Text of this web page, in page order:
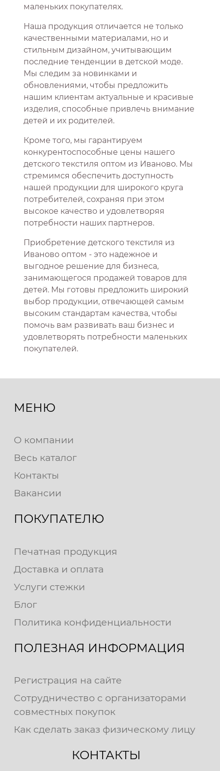
маленьких покупателях.
Наша продукция отличается не только
качественными материалами, но и
стильным дизайном, учитывающим
последние тенденции в детской моде.
Мы следим за новинками и
обновлениями, чтобы предложить
нашим клиентам актуальные и красивые
изделия, способные привлечь внимание
детей и их родителей.
Кроме того, мы гарантируем
конкурентоспособные цены нашего
детского текстиля оптом из Иваново. Мы
стремимся обеспечить доступность
нашей продукции для широкого круга
потребителей, сохраняя при этом
высокое качество и удовлетворяя
потребности наших партнеров.
Приобретение детского текстиля из
Иваново оптом - это надежное и
выгодное решение для бизнеса,
занимающегося продажей товаров для
детей. Мы готовы предложить широкий
выбор продукции, отвечающей самым
высоким стандартам качества, чтобы
помочь вам развивать ваш бизнес и
удовлетворять потребности маленьких
покупателей.
МЕНЮ
О компании
Весь каталог
Контакты
Вакансии
ПОКУПАТЕЛЮ
Печатная продукция
Доставка и оплата
Услуги стежки
Блог
Политика конфиденциальности
ПОЛЕЗНАЯ ИНФОРМАЦИЯ
Регистрация на сайте
Сотрудничество с организаторами
совместных покупок
Как сделать заказ физическому лицу
КОНТАКТЫ